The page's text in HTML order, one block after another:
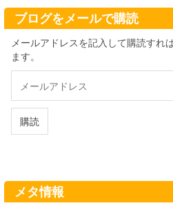
ブ
ブログをメールで購読
メールアドレスを記入して購読すれ
ます。
ル
ド
購読
メタ情報